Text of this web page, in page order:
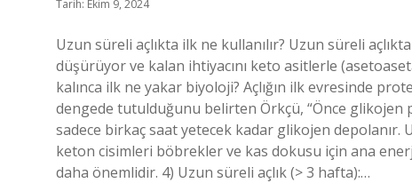
Tarih: Ekim 9, 2024
Uzun süreli açlıkta ilk ne kullanılır? Uzun süreli
düşürüyor ve kalan ihtiyacını keto asitlerle
kalınca ilk ne yakar biyoloji? Açlığın ilk evresinde
dengede tutulduğunu belirten Örkçü, “Önce
sadece birkaç saat yetecek kadar glikojen depolanır.
keton cisimleri böbrekler ve kas dokusu için ana
daha önemlidir. 4) Uzun süreli açlık (> 3 hafta):…